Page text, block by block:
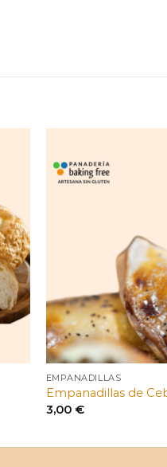
EMPANADILLAS
Empanadillas de
3,00 €